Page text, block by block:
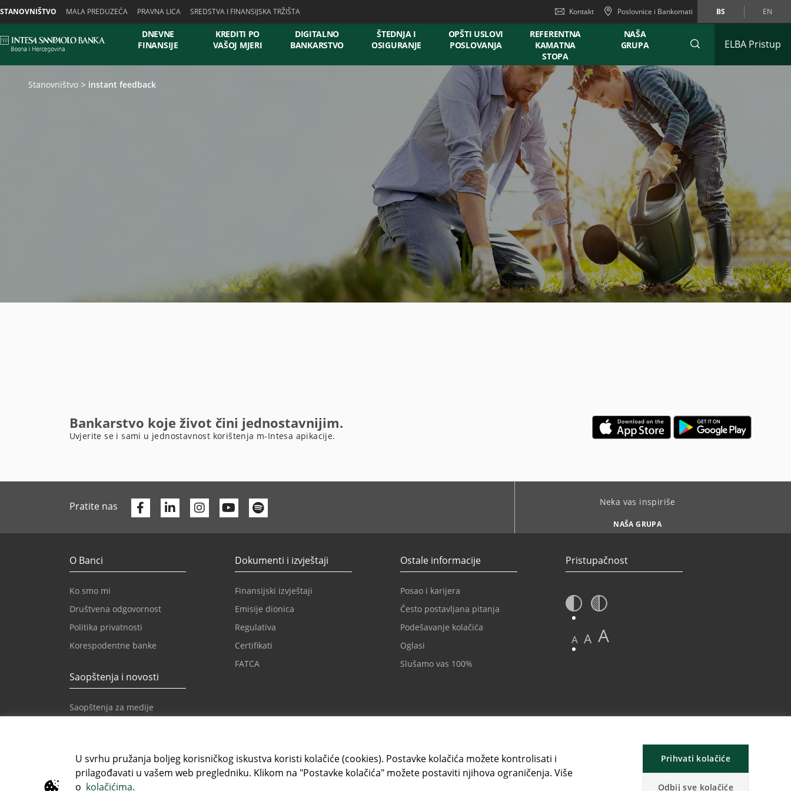
U svrhu pružanja boljeg korisničkog iskustva koristi kolačiće (cookies). Postavke kolačića možete kontrolisati i
prilagođavati u vašem web pregledniku. Klikom na "Postavke kolačića" možete postaviti njihova ograničenja. Više
o kolačićima.
Prihvati kolačiće
Odbij sve kolačiće
STANOVNIŠTVO MALA PREDUZEĆA PRAVNA LICA SREDSTVA I FINANSIJSKA TRŽIŠTA Kontakt Poslovnice i Bankomati BS EN
DNEVNE
FINANSIJE
KREDITI PO
VAŠOJ MJERI
DIGITALNO
BANKARSTVO
ŠTEDNJA I
OSIGURANJE
OPŠTI USLOVI
POSLOVANJA
REFERENTNA
KAMATNA
STOPA
NAŠA
GRUPA
ELBA Pristup
Stanovništvo instant feedback
Bankarstvo koje život čini jednostavnijim.
Uvjerite se i sami u jednostavnost korištenja m-Intesa apikacije.
Pratite nas Facebook
Linkedin Youtube Neka vas inspiriše
NAŠA GRUPA
O Banci
Ko smo mi
Društvena odgovornost
Politika privatnosti
Korespodentne banke
Saopštenja i novosti
Saopštenja za medije
Dokumenti i izvještaji
Finansijski izvještaji
Emisije dionica
Regulativa
Certifikati
FATCA
Ostale informacije
Posao i karijera
Često postavljana pitanja
Podešavanje kolačića
Oglasi
Slušamo vas 100%
Pristupačnost
A A A
Besplatni info telefon